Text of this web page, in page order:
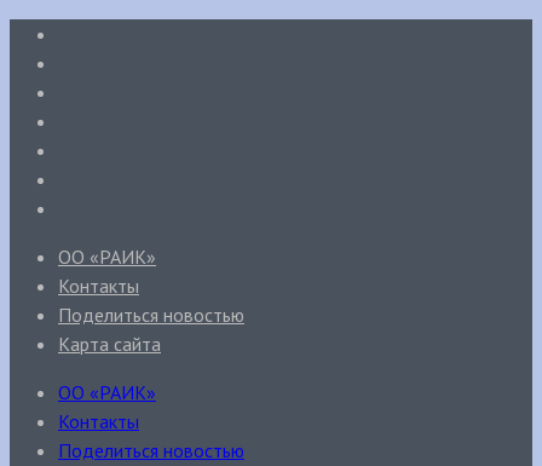
ОО «РАИК»
Контакты
Поделиться новостью
Карта сайта
ОО «РАИК»
Контакты
Поделиться новостью